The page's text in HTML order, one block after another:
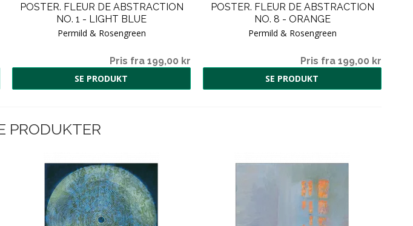
POSTER. FLEUR DE ABSTRACTION
NO. 1 - LIGHT BLUE
Permild & Rosengreen
Pris fra 199,00 kr
SE PRODUKT
POSTER. FLEUR DE ABSTRACTION
NO. 8 - ORANGE
Permild & Rosengreen
Pris fra 199,00 kr
SE PRODUKT
PRODUKTER